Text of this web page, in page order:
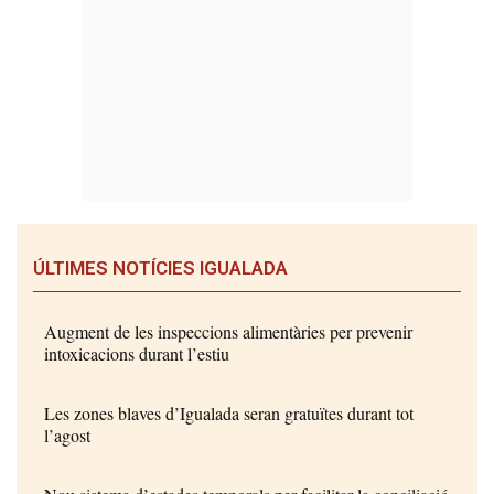
ÚLTIMES NOTÍCIES IGUALADA
Augment de les inspeccions alimentàries per prevenir
intoxicacions durant l’estiu
Les zones blaves d’Igualada seran gratuïtes durant tot
l’agost